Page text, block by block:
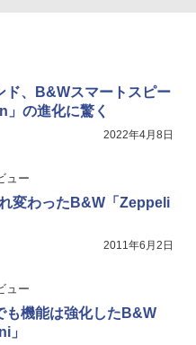
ド、B&Wスマートスピー
」の進化に驚く
2022年4月8日
ュー
変わったB&W「Zeppeli
2011年6月2日
ュー
も機能は強化したB&W
」